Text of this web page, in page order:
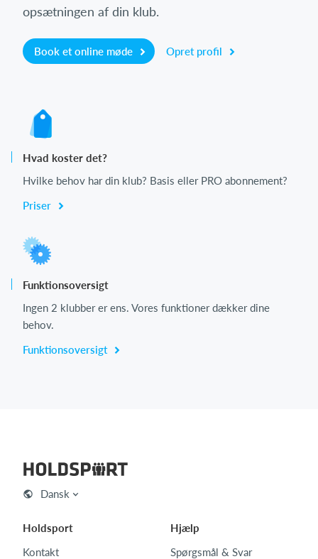
opsætningen af din klub.
Book et online møde Opret profil
Hvad koster det?
Hvilke behov har din klub? Basis eller PRO abonnement?
Priser
Funktionsoversigt
Ingen 2 klubber er ens. Vores funktioner dækker dine
behov.
Funktionsoversigt
Dansk
Holdsport
Kontakt
Hjælp
Spørgsmål & Svar